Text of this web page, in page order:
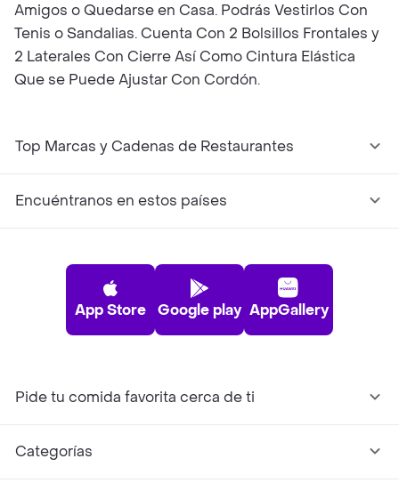
Amigos o Quedarse en Casa. Podrás Vestirlos Con
Tenis o Sandalias. Cuenta Con 2 Bolsillos Frontales y
2 Laterales Con Cierre Así Como Cintura Elástica
Que se Puede Ajustar Con Cordón.
Top Marcas y Cadenas de Restaurantes
Encuéntranos en estos países
App Store Google play AppGallery
Pide tu comida favorita cerca de ti
Categorías